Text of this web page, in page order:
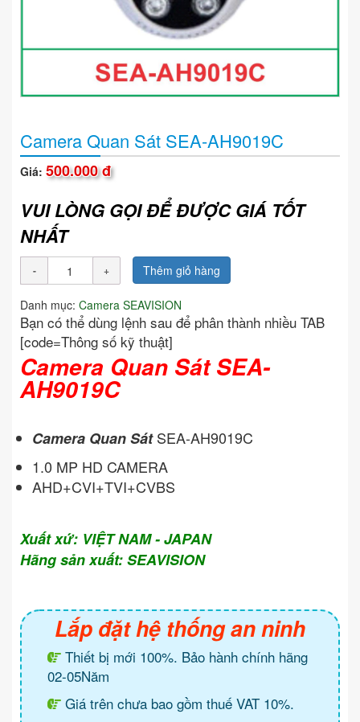
Camera Quan Sát SEA-AH9019C
Giá: 500.000 đ
VUI LÒNG GỌI ĐỂ ĐƯỢC GIÁ TỐT
NHẤT
Thêm giỏ hàng
Danh mục: Camera SEAVISION
Bạn có thể dùng lệnh sau để phân thành nhiều TAB
[code=Thông số kỹ thuật]
Camera Quan Sát SEA-
AH9019C
Camera Quan SátSEA-AH9019C
1.0 MP HD CAMERA
AHD+CVI+TVI+CVBS
Xuất xứ: VIỆT NAM - JAPAN
Hãng sản xuất: SEAVISION
Lắp đặt hệ thống an ninh
Thiết bị mới 100%. Bảo hành chính hãng
02-05Năm
Giá trên chưa bao gồm thuế VAT 10%.